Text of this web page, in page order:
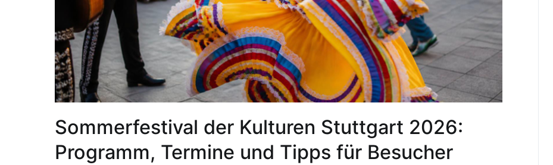
Sommerfestival der Kulturen Stuttgart 2026:
Programm, Termine und Tipps für Besucher